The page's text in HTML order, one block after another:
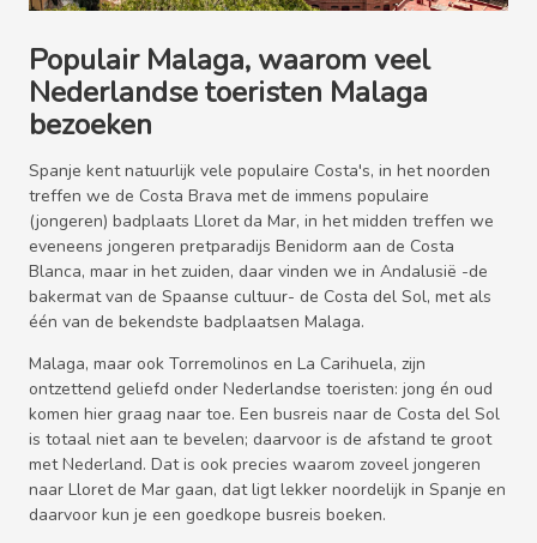
Populair Malaga, waarom veel
Nederlandse toeristen Malaga
bezoeken
Spanje kent natuurlijk vele populaire Costa's, in het noorden
treffen we de Costa Brava met de immens populaire
(jongeren) badplaats Lloret da Mar, in het midden treffen we
eveneens jongeren pretparadijs Benidorm aan de Costa
Blanca, maar in het zuiden, daar vinden we in Andalusië -de
bakermat van de Spaanse cultuur- de Costa del Sol, met als
één van de bekendste badplaatsen Malaga.
Malaga, maar ook Torremolinos en La Carihuela, zijn
ontzettend geliefd onder Nederlandse toeristen: jong én oud
komen hier graag naar toe. Een busreis naar de Costa del Sol
is totaal niet aan te bevelen; daarvoor is de afstand te groot
met Nederland. Dat is ook precies waarom zoveel jongeren
naar Lloret de Mar gaan, dat ligt lekker noordelijk in Spanje en
daarvoor kun je een goedkope busreis boeken.